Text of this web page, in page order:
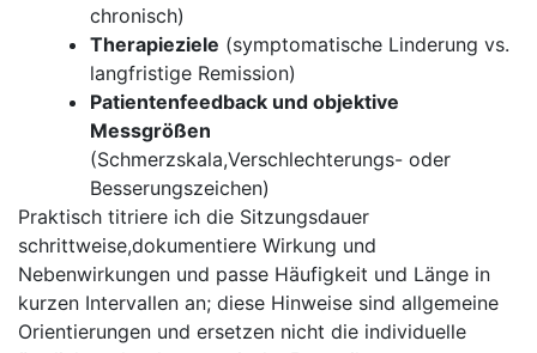
chronisch)
Therapieziele ⁢(symptomatische Linderung vs.‍
langfristige⁤ Remission)
Patientenfeedback und objektive
Messgrößen
(Schmerzskala,Verschlechterungs- oder
‍Besserungszeichen)
Praktisch titriere⁢ ich die Sitzungsdauer
schrittweise,dokumentiere Wirkung⁢ und
Nebenwirkungen‍ und passe ‌Häufigkeit und Länge in‌
kurzen Intervallen an; diese Hinweise sind allgemeine
Orientierungen und ersetzen nicht die individuelle